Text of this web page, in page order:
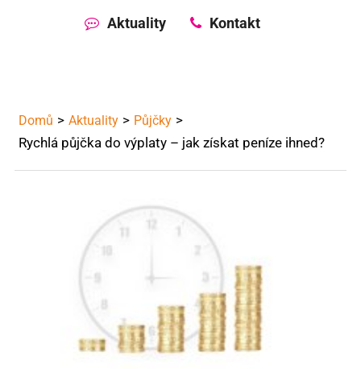
Aktuality Kontakt
Domů Aktuality Půjčky
Rychlá půjčka do výplaty – jak získat peníze ihned?